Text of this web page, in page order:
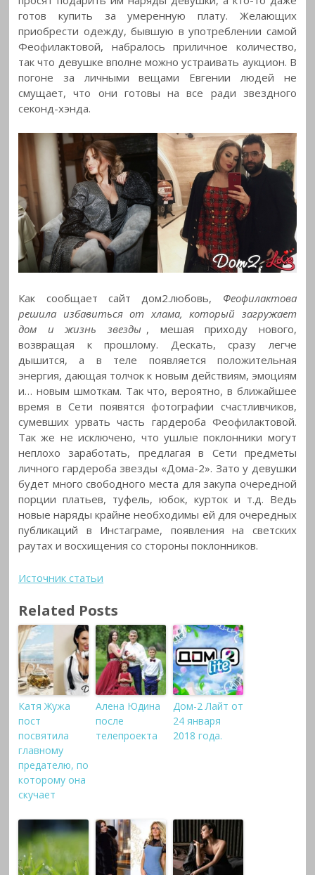
готов купить за умеренную плату. Желающих
приобрести одежду, бывшую в употреблении самой
Феофилактовой, набралось приличное количество,
так что девушке вполне можно устраивать аукцион. В
погоне за личными вещами Евгении людей не
смущает, что они готовы на все ради звездного
секонд-хэнда.
Как сообщает сайт дом2.любовь, Феофилактова
решила избавиться от хлама, который загружает
дом и жизнь звезды , мешая приходу нового,
возвращая к прошлому. Дескать, сразу легче
дышится, а в теле появляется положительная
энергия, дающая толчок к новым действиям, эмоциям
и… новым шмоткам. Так что, вероятно, в ближайшее
время в Сети появятся фотографии счастливчиков,
сумевших урвать часть гардероба Феофилактовой.
Так же не исключено, что ушлые поклонники могут
неплохо заработать, предлагая в Сети предметы
личного гардероба звезды «Дома-2». Зато у девушки
будет много свободного места для закупа очередной
порции платьев, туфель, юбок, курток и т.д. Ведь
новые наряды крайне необходимы ей для очередных
публикаций в Инстаграме, появления на светских
раутах и восхищения со стороны поклонников.
Источник статьи
Related Posts
Катя Жужа
пост
посвятила
главному
предателю, по
которому она
скучает
Алена Юдина
после
телепроекта
Дом-2 Лайт от
24 января
2018 года.